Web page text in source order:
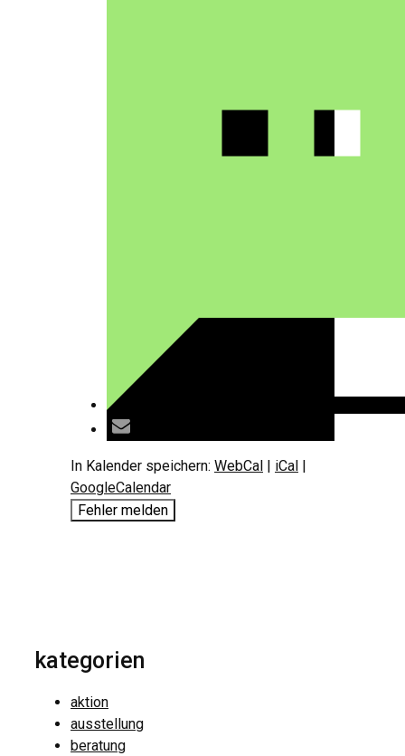
In Kalender speichern: WebCal | iCal |
GoogleCalendar
Fehler melden
kategorien
aktion
ausstellung
beratung